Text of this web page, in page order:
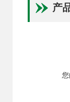
产
您